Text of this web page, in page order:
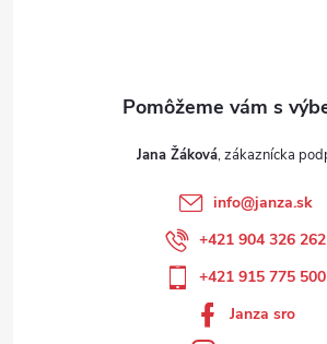
Jana Žáková
info@janza.sk
+421 904 326 262
+421 915 775 500
Janza sro